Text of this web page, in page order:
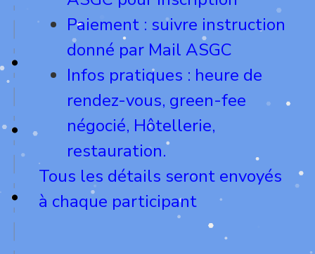
Paiement : suivre instruction
donné par Mail ASGC
Infos pratiques : heure de
rendez-vous, green-fee
négocié, Hôtellerie,
restauration.
Tous les détails seront envoyés
à chaque participant